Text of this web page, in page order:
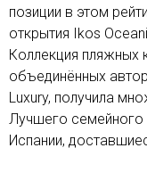
позиции в этом
открытия Ikos
Коллекция пляжных
объединённых
Luxury, получила
Лучшего семейного
Испании,